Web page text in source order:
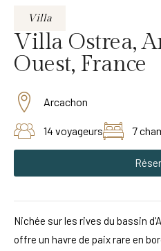
Villa
Villa Ostrea,
Ouest, France
Arcachon
14 voyageurs 7
Nichée sur les rives du bassin
offre un havre de paix rare en